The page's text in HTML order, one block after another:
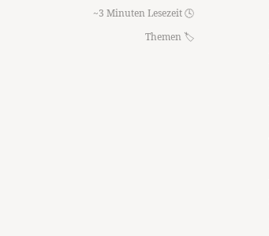
~3 Minuten Lesezeit 🕓
Themen